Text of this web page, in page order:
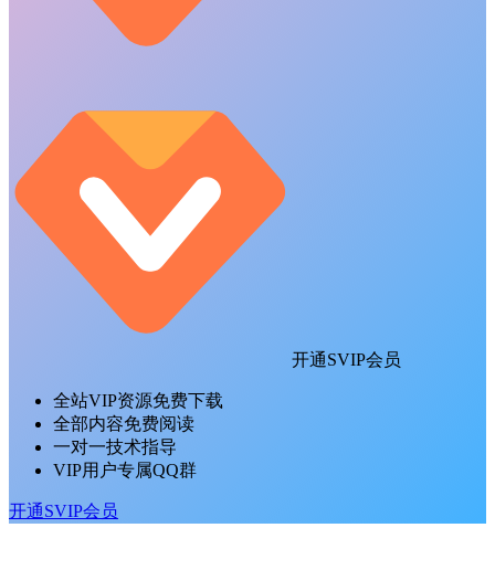
开通SVIP会员
全站VIP资源免费下载
全部内容免费阅读
一对一技术指导
VIP用户专属QQ群
开通SVIP会员